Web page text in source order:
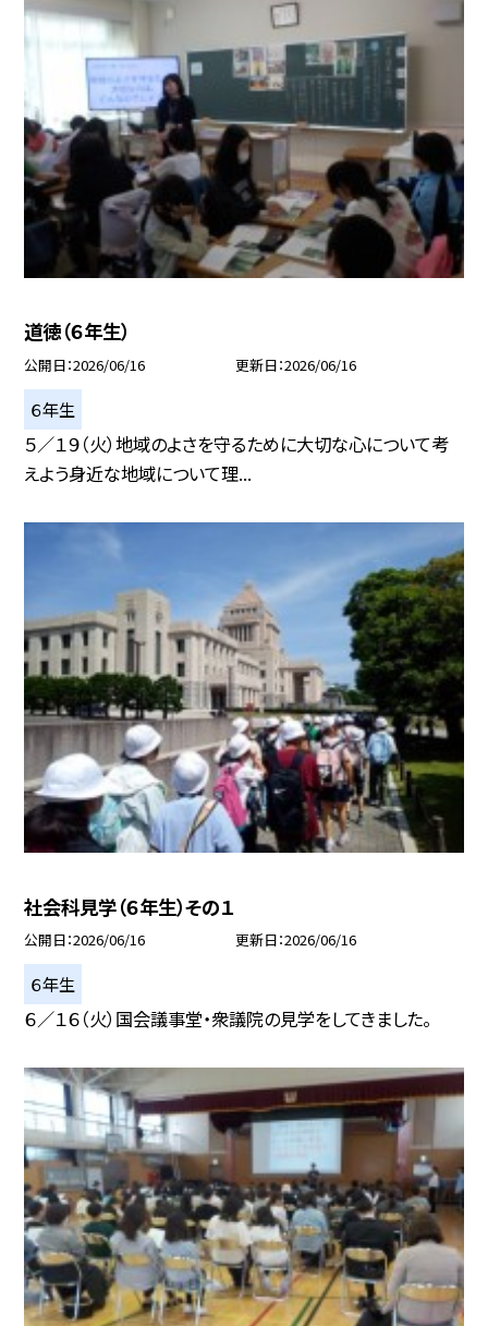
道徳（６年生）
公開日 2026/06/16 更新日 2026/06/16
６年生
５／１９（火）地域のよさを守るために大切な心について考
えよう身近な地域について理...
社会科見学（６年生）その１
公開日 2026/06/16 更新日 2026/06/16
６年生
６／１６（火）国会議事堂・衆議院の見学をしてきました。